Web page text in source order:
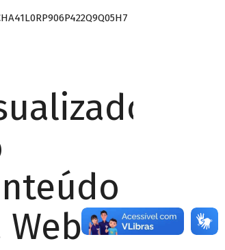
Web